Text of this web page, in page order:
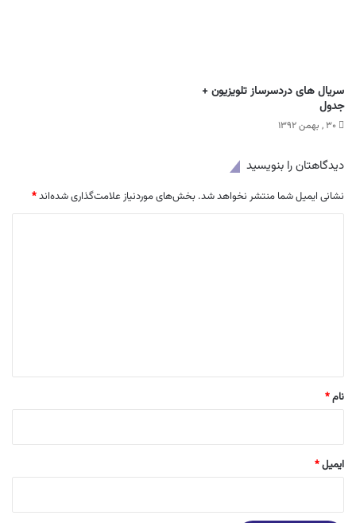
سریال های دردسرساز تلویزیون +
جدول
۳۰ , بهمن ۱۳۹۲
دیدگاهتان را بنویسید
نشانی ایمیل شما منتشر نخواهد شد. بخش‌های موردنیاز علامت‌گذاری شده‌اند*
نام*
ایمیل*